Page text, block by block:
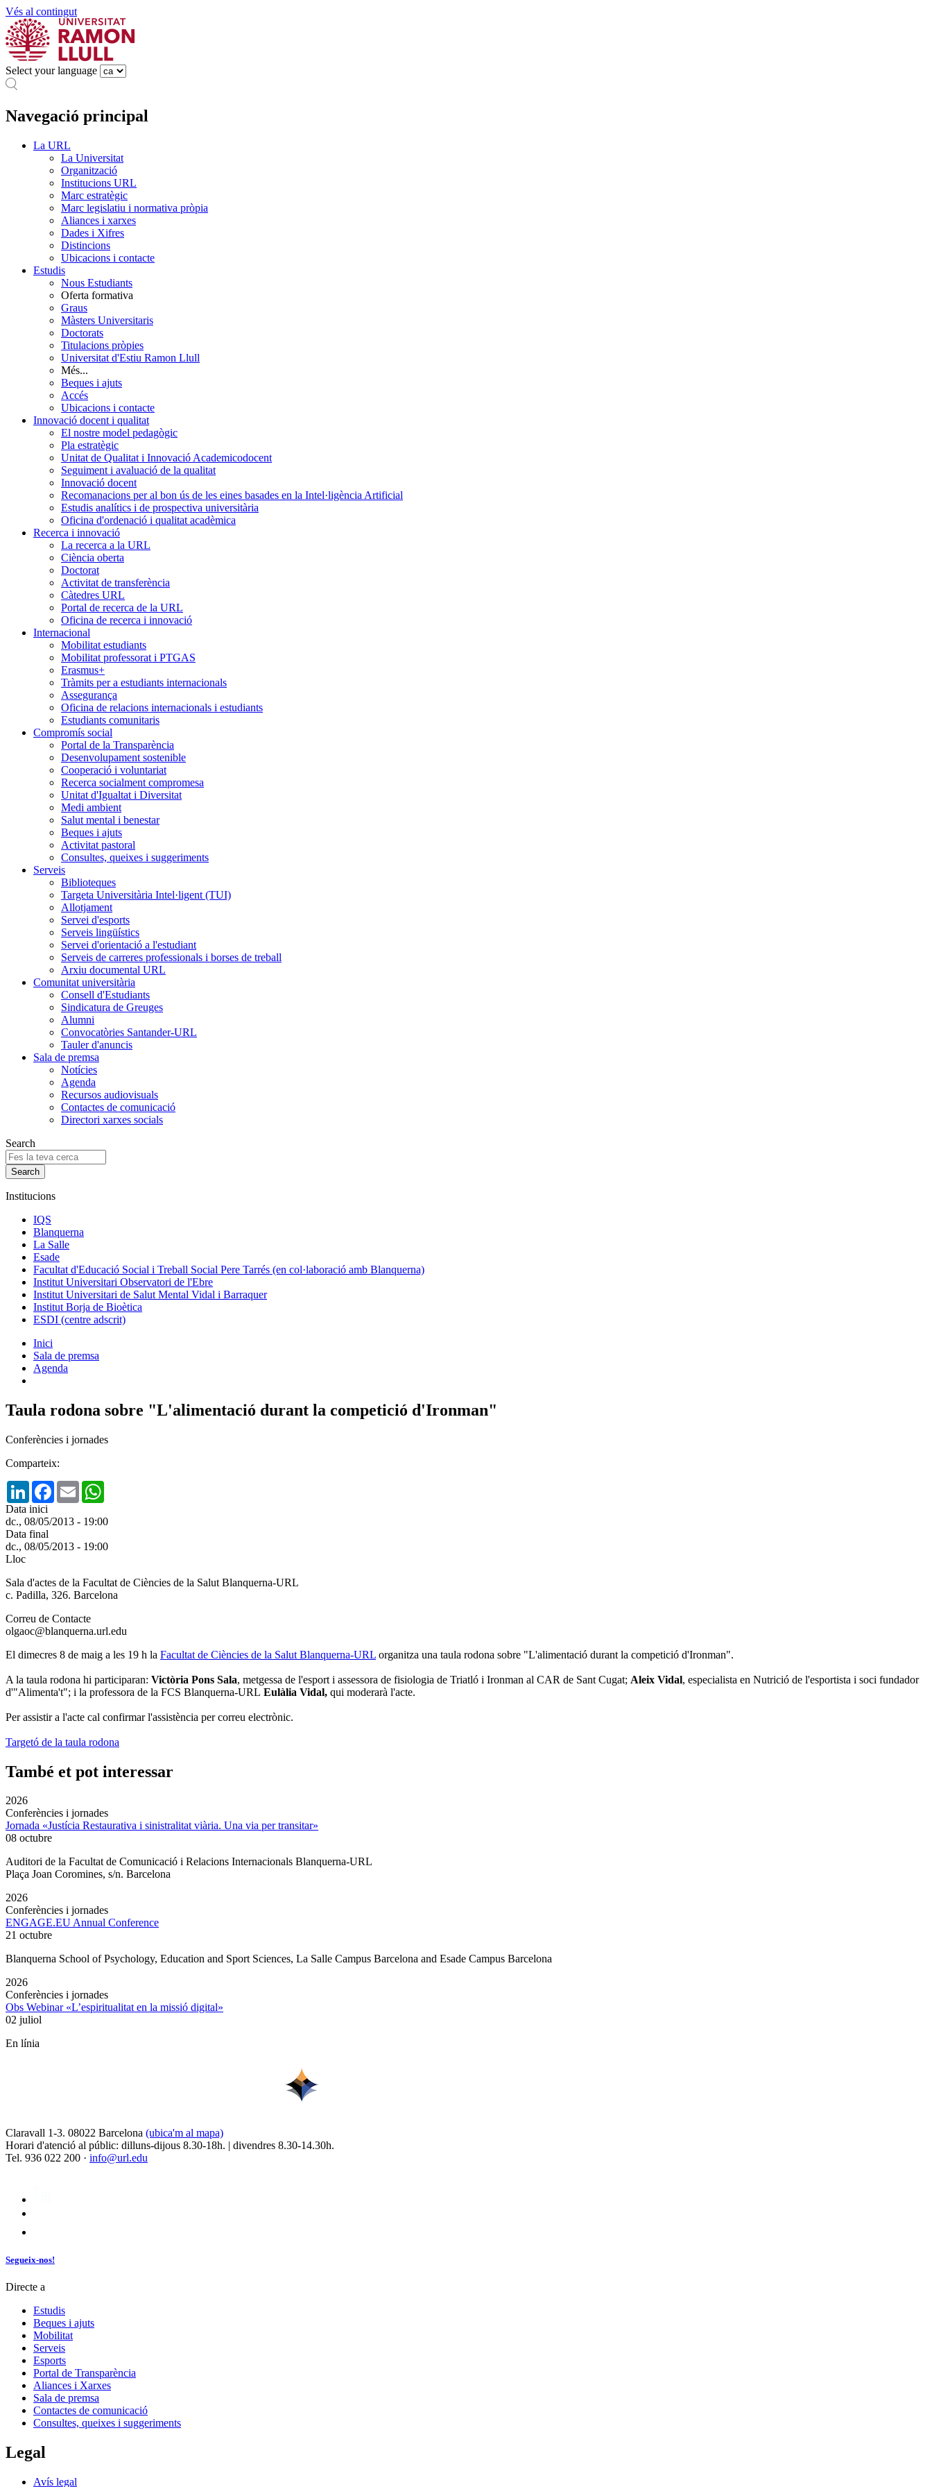
Vés al contingut
Select your language
Navegació principal
La URL
La Universitat
Organització
Institucions URL
Marc estratègic
Marc legislatiu i normativa pròpia
Aliances i xarxes
Dades i Xifres
Distincions
Ubicacions i contacte
Estudis
Nous Estudiants
Oferta formativa
Graus
Màsters Universitaris
Doctorats
Titulacions pròpies
Universitat d'Estiu Ramon Llull
Més...
Beques i ajuts
Accés
Ubicacions i contacte
Innovació docent i qualitat
El nostre model pedagògic
Pla estratègic
Unitat de Qualitat i Innovació Academicodocent
Seguiment i avaluació de la qualitat
Innovació docent
Recomanacions per al bon ús de les eines basades en la Intel·ligència Artificial
Estudis analítics i de prospectiva universitària
Oficina d'ordenació i qualitat acadèmica
Recerca i innovació
La recerca a la URL
Ciència oberta
Doctorat
Activitat de transferència
Càtedres URL
Portal de recerca de la URL
Oficina de recerca i innovació
Internacional
Mobilitat estudiants
Mobilitat professorat i PTGAS
Erasmus+
Tràmits per a estudiants internacionals
Assegurança
Oficina de relacions internacionals i estudiants
Estudiants comunitaris
Compromís social
Portal de la Transparència
Desenvolupament sostenible
Cooperació i voluntariat
Recerca socialment compromesa
Unitat d'Igualtat i Diversitat
Medi ambient
Salut mental i benestar
Beques i ajuts
Activitat pastoral
Consultes, queixes i suggeriments
Serveis
Biblioteques
Targeta Universitària Intel·ligent (TUI)
Allotjament
Servei d'esports
Serveis lingüístics
Servei d'orientació a l'estudiant
Serveis de carreres professionals i borses de treball
Arxiu documental URL
Comunitat universitària
Consell d'Estudiants
Sindicatura de Greuges
Alumni
Convocatòries Santander-URL
Tauler d'anuncis
Sala de premsa
Notícies
Agenda
Recursos audiovisuals
Contactes de comunicació
Directori xarxes socials
Search
Institucions
IQS
Blanquerna
La Salle
Esade
Facultat d'Educació Social i Treball Social Pere Tarrés (en col·laboració amb Blanquerna)
Institut Universitari Observatori de l'Ebre
Institut Universitari de Salut Mental Vidal i Barraquer
Institut Borja de Bioètica
ESDI (centre adscrit)
Inici
Sala de premsa
Agenda
Taula rodona sobre "L'alimentació durant la competició d'Ironman"
Conferències i jornades
Comparteix:
LinkedInFacebook
Email
Data inici
dc., 08/05/2013 - 19:00
Data final
dc., 08/05/2013 - 19:00
Lloc
Sala d'actes de la Facultat de Ciències de la Salut Blanquerna-URL
c. Padilla, 326. Barcelona
Correu de Contacte
olgaoc@blanquerna.url.edu
El dimecres 8 de maig a les 19 h la Facultat de Ciències de la Salut Blanquerna-URL organitza una taula rodona sobre "L'alimentació durant la competició d'Ironman".
A la taula rodona hi participaran: Victòria Pons Sala, metgessa de l'esport i assessora de fisiologia de Triatló i Ironman al CAR de Sant Cugat; Aleix Vidal, especialista en Nutrició de l'esportista i soci fundador
d'"Alimenta't"; i la professora de la FCS Blanquerna-URL Eulàlia Vidal, qui moderarà l'acte.
Per assistir a l'acte cal confirmar l'assistència per correu electrònic.
Targetó de la taula rodona
També et pot interessar
2026
Conferències i jornades
Jornada «Justícia Restaurativa i sinistralitat viària. Una via per transitar»
08 octubre
Auditori de la Facultat de Comunicació i Relacions Internacionals Blanquerna-URL
Plaça Joan Coromines, s/n. Barcelona
2026
Conferències i jornades
ENGAGE.EU Annual Conference
21 octubre
Blanquerna School of Psychology, Education and Sport Sciences, La Salle Campus Barcelona and Esade Campus Barcelona
2026
Conferències i jornades
Obs Webinar «L’espiritualitat en la missió digital»
02 juliol
En línia
Claravall 1-3. 08022 Barcelona (ubica'm al mapa)
Horari d'atenció al públic: dilluns-dijous 8.30-18h. | divendres 8.30-14.30h.
Tel. 936 022 200 · info@url.edu
Segueix-nos!
Directe a
Estudis
Beques i ajuts
Mobilitat
Serveis
Esports
Portal de Transparència
Aliances i Xarxes
Sala de premsa
Contactes de comunicació
Consultes, queixes i suggeriments
Legal
Avís legal